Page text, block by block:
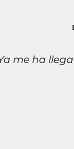
me ha